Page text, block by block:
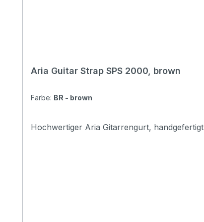
Aria Guitar Strap SPS 2000, brown
Farbe: BR - brown